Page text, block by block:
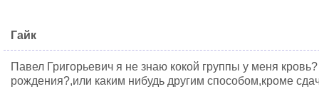
Гайк
Павел Григорьевич я не знаю кокой группы у меня
рождения?,или каким нибудь другим способом,кроме